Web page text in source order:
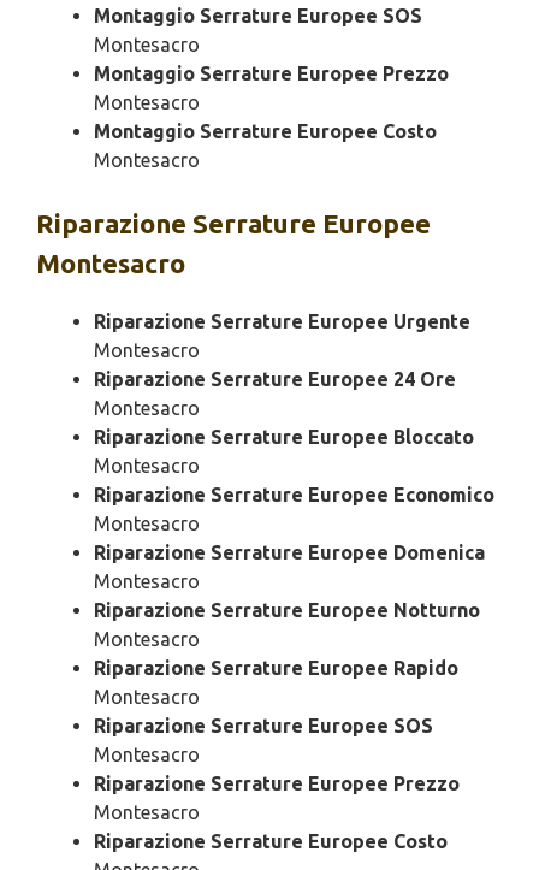
Montaggio Serrature Europee SOS
Montesacro
Montaggio Serrature Europee Prezzo
Montesacro
Montaggio Serrature Europee Costo
Montesacro
Riparazione Serrature Europee
Montesacro
Riparazione Serrature Europee Urgente
Montesacro
Riparazione Serrature Europee 24 Ore
Montesacro
Riparazione Serrature Europee Bloccato
Montesacro
Riparazione Serrature Europee Economico
Montesacro
Riparazione Serrature Europee Domenica
Montesacro
Riparazione Serrature Europee Notturno
Montesacro
Riparazione Serrature Europee Rapido
Montesacro
Riparazione Serrature Europee SOS
Montesacro
Riparazione Serrature Europee Prezzo
Montesacro
Riparazione Serrature Europee Costo